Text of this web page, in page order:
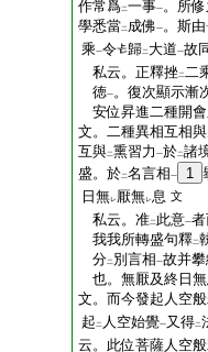
作常爲二一事一。所
學悉當二 成佛一。斯由
乘一令 歸二 大道一故
私云。正釋挫二二
徳一。復次顯示漸
安位昇進二種開
文。二種異相互相
互與二熏習力 一於二諸
盛。於二名言相一 1
日無レ厭無レ息 文
私云。准二 此意一
我我所轉盛句釋二
分二 別言相一故并
也。無厭及終日
文。而今發起人空
起 二 人空始覺一又得二
云。此位菩薩人空